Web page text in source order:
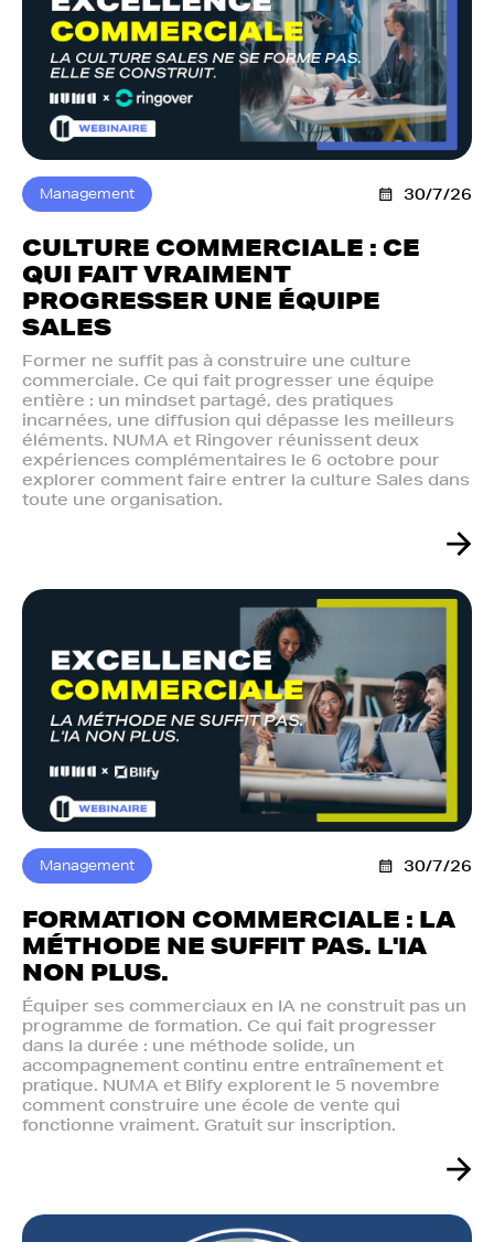
Management 30/7/26
CULTURE COMMERCIALE : CE
QUI FAIT VRAIMENT
PROGRESSER UNE ÉQUIPE
SALES
Former ne suffit pas à construire une culture
commerciale. Ce qui fait progresser une équipe
entière : un mindset partagé, des pratiques
incarnées, une diffusion qui dépasse les meilleurs
éléments. NUMA et Ringover réunissent deux
expériences complémentaires le 6 octobre pour
explorer comment faire entrer la culture Sales dans
toute une organisation.
Management 30/7/26
FORMATION COMMERCIALE : LA
MÉTHODE NE SUFFIT PAS. L'IA
NON PLUS.‍
Équiper ses commerciaux en IA ne construit pas un
programme de formation. Ce qui fait progresser
dans la durée : une méthode solide, un
accompagnement continu entre entraînement et
pratique. NUMA et Blify explorent le 5 novembre
comment construire une école de vente qui
fonctionne vraiment. Gratuit sur inscription.